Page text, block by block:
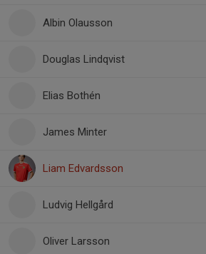
Albin Olausson
Douglas Lindqvist
Elias Bothén
James Minter
Liam Edvardsson
Ludvig Hellgård
Oliver Larsson